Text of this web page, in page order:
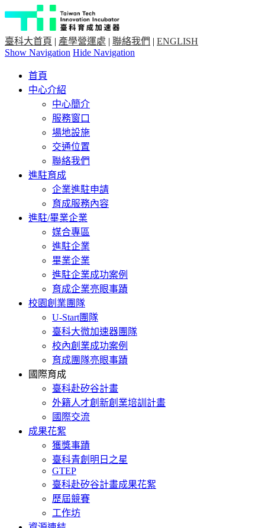
臺科大首頁 | 產學營運處 | 聯絡我們 | ENGLISH
Show Navigation Hide Navigation
首頁
中心介紹
中心簡介
服務窗口
場地設施
交通位置
聯絡我們
進駐育成
企業進駐申請
育成服務內容
進駐/畢業企業
媒合專區
進駐企業
畢業企業
進駐企業成功案例
育成企業亮眼事蹟
校園創業團隊
U-Start團隊
臺科大微加速器團隊
校內創業成功案例
育成團隊亮眼事蹟
國際育成
臺科赴矽谷計畫
外籍人才創新創業培訓計畫
國際交流
成果花絮
獲獎事蹟
臺科青創明日之星
GTEP
臺科赴矽谷計畫成果花絮
歷屆競賽
工作坊